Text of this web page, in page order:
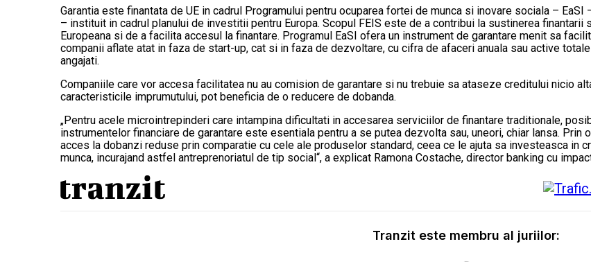
Garantia este finantata de UE in cadrul Programului pentru ocuparea fortei de munca si inovare sociala –
– instituit in cadrul planului de investitii pentru Europa. Scopul FEIS este de a contribui la sustinerea
Europeana si de a facilita accesul la finantare. Programul EaSI ofera un instrument de garantare menit sa
companii aflate atat in ​​faza de start-up, cat si in faza de dezvoltare, cu cifra de afaceri anuala sau active
angajati.
Companiile care vor accesa facilitatea nu au comision de garantare si nu trebuie sa ataseze creditului nicio
caracteristicile imprumutului, pot beneficia de o reducere de dobanda.
„Pentru acele microintrepinderi care intampina dificultati in accesarea serviciilor de finantare traditionale,
instrumentelor financiare de garantare este esentiala pentru a se putea dezvolta sau, uneori, chiar lansa.
acces la dobanzi reduse prin comparatie cu cele ale produselor standard, ceea ce le ajuta sa investeasca in
munca, incurajand astfel antreprenoriatul de tip social“, a explicat Ramona Costache, director banking cu
Tranzit este membru al juriilor: